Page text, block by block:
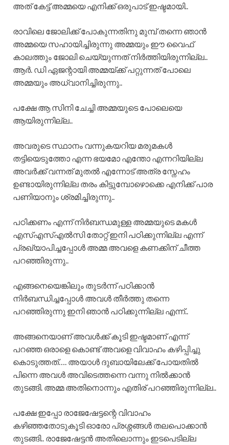
അത് കേട്ട് അമ്മയെ എനിക്ക് ഒരുപാട് ഇഷ്ടമായി..
രാവിലെ ജോലിക്ക് പോകുന്നതിനു മുമ്പ് തന്നെ ഞാൻ
അമ്മയെ സഹായിച്ചിരുന്നു അമ്മയും ഈ വൈഫ്
കാലത്തും ജോലി ചെയ്യുന്നത് നിർത്തിയിരുന്നില്ല..
ആർ. ഡി ഏജന്റായി അമ്മയ്ക്ക് പറ്റുന്നത് പോലെ
അമ്മയും അധ്വാനിച്ചിരുന്നു..
പക്ഷേ ആ സിനി ചേച്ചി അമ്മയുടെ പോലെയെ
ആയിരുന്നില്ല..
അവരുടെ സ്ഥാനം വന്നുകയറിയ മരുമകൾ
തട്ടിയെടുത്തോ എന്ന ഭയമോ എന്തോ എന്നറിയില്ല
അവർക്ക് വന്നത് മുതൽ എന്നോട് അത്ര സ്നേഹം
ഉണ്ടായിരുന്നില്ല തരം കിട്ടുമ്പോഴൊക്കെ എനിക്ക് പാര
പണിയാനും ശ്രമിച്ചിരുന്നു..
പഠിക്കണം എന്ന് നിർബന്ധമുള്ള അമ്മയുടെ മകൾ
എസ്എസ്എൽസി തോറ്റ് ഇനി പഠിക്കുന്നില്ല എന്ന്
പ്രഖ്യാപിച്ചപ്പോൾ അമ്മ അവളെ കണക്കിന് ചീത്ത
പറഞ്ഞിരുന്നു..
എങ്ങനെയെങ്കിലും തുടർന്ന് പഠിക്കാൻ
നിർബന്ധിച്ചപ്പോൾ അവൾ തീർത്തു തന്നെ
പറഞ്ഞിരുന്നു ഇനി ഞാൻ പഠിക്കുന്നില്ല എന്ന്..
അങ്ങനെയാണ് അവൾക്ക് കൂടി ഇഷ്ടമാണ് എന്ന്
പറഞ്ഞ ഒരാളെ കൊണ്ട് അവളെ വിവാഹം കഴിപ്പിച്ചു
കൊടുത്തത്…. അയാൾ ദുബായിലേക്ക് പോയതിൽ
പിന്നെ അവൾ അവിടെത്തന്നെ വന്നു നിൽക്കാൻ
തുടങ്ങി. അമ്മ അതിനൊന്നും എതിര് പറഞ്ഞിരുന്നില്ല..
പക്ഷേ ഇപ്പോ രാജേഷേട്ടന്റെ വിവാഹം
കഴിഞ്ഞതോടുകൂടി ഓരോ പ്രശ്നങ്ങൾ തലപൊക്കാൻ
തുടങ്ങി.. രാജേഷേട്ടൻ അതിലൊന്നും ഇടപെടില്ല